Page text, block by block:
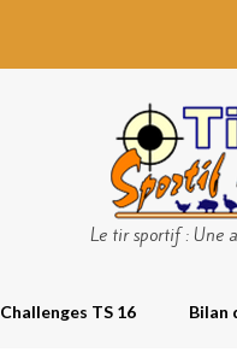
Le tir sportif : Une
Challenges TS 16 Bilan